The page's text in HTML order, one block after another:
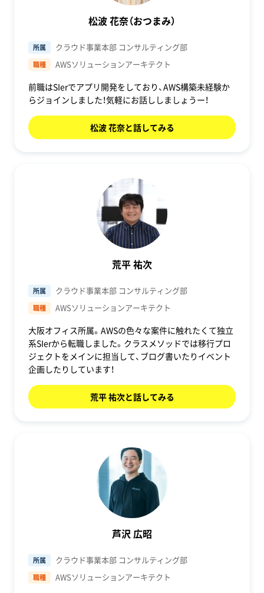
松波 花奈（おつまみ）
所属 クラウド事業本部 コンサルティング部
職種 AWSソリューションアーキテクト
前職はSIerでアプリ開発をしており、AWS構築未経験か
らジョインしました！気軽にお話ししましょうー！
松波 花奈と話してみる
荒平 祐次
所属 クラウド事業本部 コンサルティング部
職種 AWSソリューションアーキテクト
大阪オフィス所属。AWSの色々な案件に触れたくて独立
系SIerから転職しました。クラスメソッドでは移行プロ
ジェクトをメインに担当して、ブログ書いたりイベント
企画したりしています！
荒平 祐次と話してみる
芦沢 広昭
所属 クラウド事業本部 コンサルティング部
職種 AWSソリューションアーキテクト